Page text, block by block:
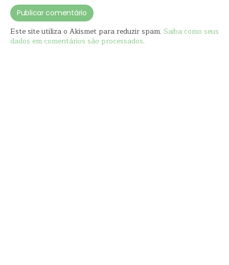
Este site utiliza o Akismet para reduzir spam. Saiba como seus
dados em comentários são processados.